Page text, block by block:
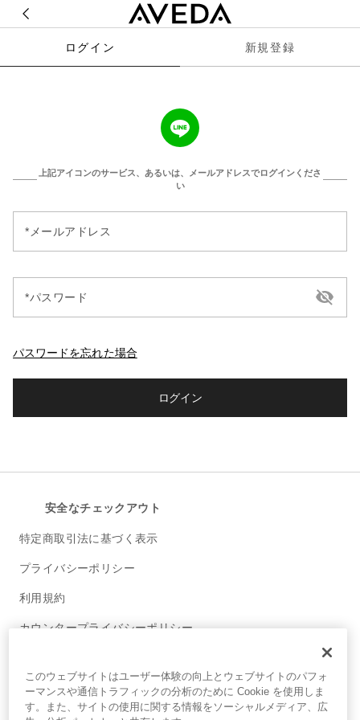
ログイン 新規登録
上記アイコンのサービス、あるいは、メールアドレスでログインくださ
い
メールアドレス
パスワード
パスワードを忘れた場合
ログイン
安全なチェックアウト
特定商取引法に基づく表示
プライバシーポリシー
利用規約
カウンタープライバシーポリシー
© AVEDA CORP.
このウェブサイトはユーザー体験の向上とウェブサイトのパフォ
ーマンスや通信トラフィックの分析のために Cookie を使用しま
す。また、サイトの使用に関する情報をソーシャルメディア、広